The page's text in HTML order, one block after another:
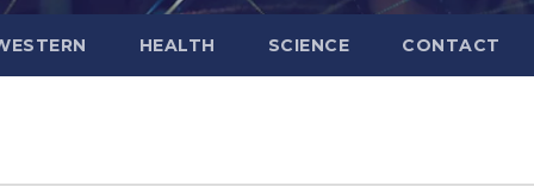
HEALTH SCIENCE CONTACT